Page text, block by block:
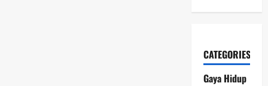
CATEGORIES
Gaya Hidup